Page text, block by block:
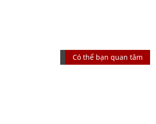
Có thể bạn quan tâm